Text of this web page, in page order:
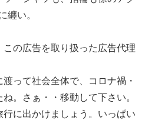
纏い。
の広告を取り扱った広告代理
って社会全体で、コロナ禍・
。さぁ・・移動して下さい。
行に出かけましょう。いっぱい